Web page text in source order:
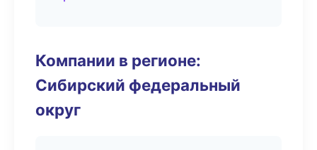
Компании в регионе:
Сибирский федеральный
округ